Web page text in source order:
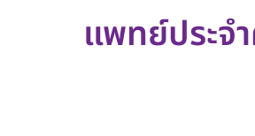
แพทย์ประจ